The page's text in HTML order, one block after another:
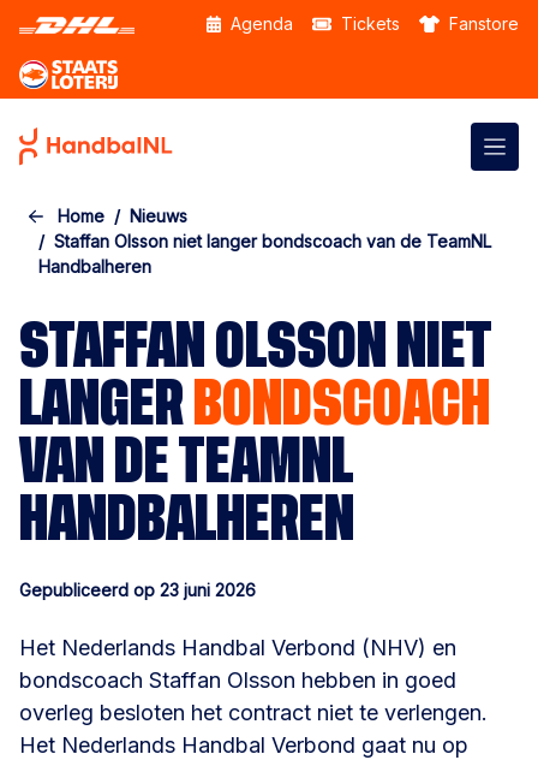
Skip to the main content Agenda Tickets Fanstore
Home
Nieuws
Staffan Olsson niet langer bondscoach van de TeamNL
Handbalheren
STAFFAN OLSSON NIET
LANGER BONDSCOACH
VAN DE TEAMNL
HANDBALHEREN
Gepubliceerd op 23 juni 2026
Het Nederlands Handbal Verbond (NHV) en
bondscoach Staffan Olsson hebben in goed
overleg besloten het contract niet te verlengen.
Het Nederlands Handbal Verbond gaat nu op